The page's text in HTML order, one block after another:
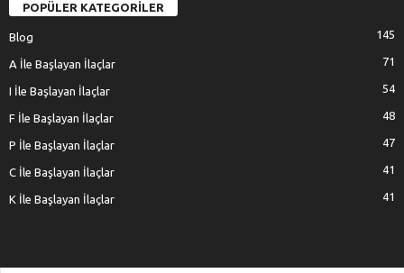
POPÜLER KATEGORİLER
Blog 145
A İle Başlayan İlaçlar 71
I İle Başlayan İlaçlar 54
F İle Başlayan İlaçlar 48
P İle Başlayan İlaçlar 47
C İle Başlayan İlaçlar 41
K İle Başlayan İlaçlar 41